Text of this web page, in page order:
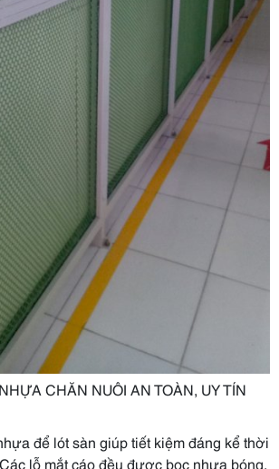
CHĂN NUÔI AN TOÀN, UY TÍN
để lót sàn giúp tiết kiệm đáng kể thời
lỗ mắt cáo đều được bọc nhựa bóng,